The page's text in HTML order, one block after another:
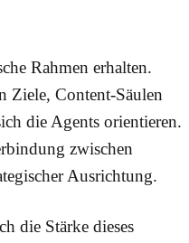
Rahmen erhalten.
Ziele, Content-Säulen
die Agents orientieren.
zwischen
Ausrichtung.
die Stärke dieses